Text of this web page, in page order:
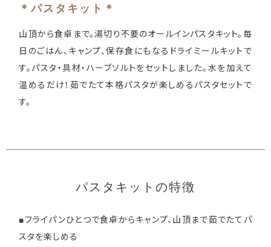
＊パスタキット＊
山頂から食卓まで。湯切り不要のオールインパスタキット。毎
日のごはん、キャンプ、保存食にもなるドライミールキットで
す。パスタ・具材・ハーブソルトをセットしました。水を加えて
温めるだけ！茹でたて本格パスタが楽しめるパスタセットで
す。
パスタキットの特徴
■フライパンひとつで食卓からキャンプ、山頂まで茹でたてパ
スタを楽しめる